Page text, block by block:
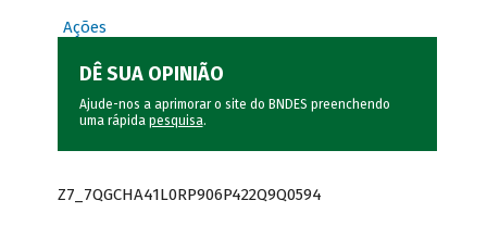
Ações
DÊ SUA OPINIÃO
Ajude-nos a aprimorar o site do BNDES preenchendo
uma rápida pesquisa.
Z7_7QGCHA41L0RP906P422Q9Q0594